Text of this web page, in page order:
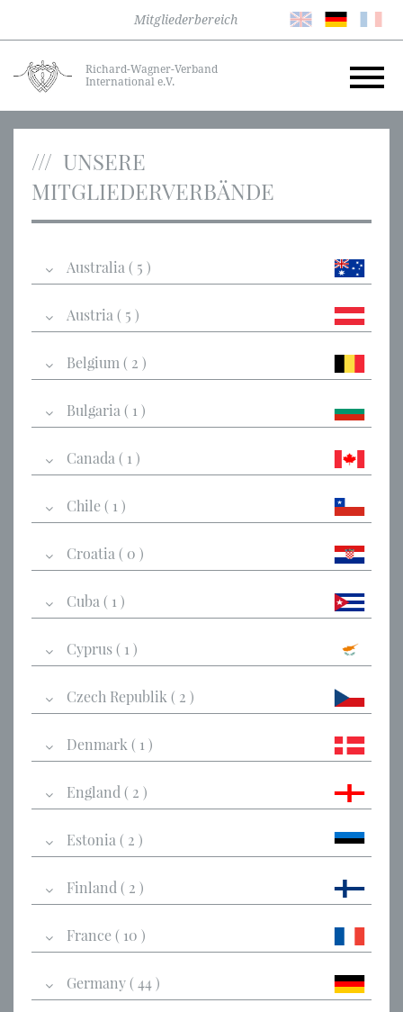
Mitgliederbereich
Richard-Wagner-Verband
International e.V.
UNSERE
MITGLIEDERVERBÄNDE
Australia ( 5 )
Austria ( 5 )
Belgium ( 2 )
Bulgaria ( 1 )
Canada ( 1 )
Chile ( 1 )
Croatia ( 0 )
Cuba ( 1 )
Cyprus ( 1 )
Czech Republik ( 2 )
Denmark ( 1 )
England ( 2 )
Estonia ( 2 )
Finland ( 2 )
France ( 10 )
Germany ( 44 )